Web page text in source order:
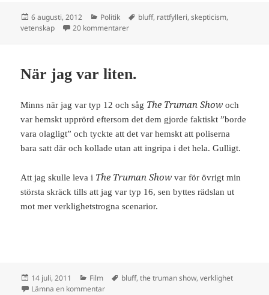
Postat
6 augusti, 2012 Kategorier
Politik Taggar
bluff, rattfylleri,skepticism,
vetenskap
20 kommentarertill Om vetenskaplig skepticism.
När jag var liten.
Minns när jag var typ 12 och såg The Truman Showoch
var hemskt upprörd eftersom det dem gjorde faktiskt ”borde
vara olagligt” och tyckte att det var hemskt att poliserna
bara satt där och kollade utan att ingripa i det hela. Gulligt.
Att jag skulle leva i The Truman Show var för övrigt min
största skräck tills att jag var typ 16, sen byttes rädslan ut
mot mer verklighetstrogna scenarior.
Postat
14 juli, 2011 Kategorier
Film Taggar
bluff,the truman show,verklighet
Lämna en kommentartill När jag var liten.